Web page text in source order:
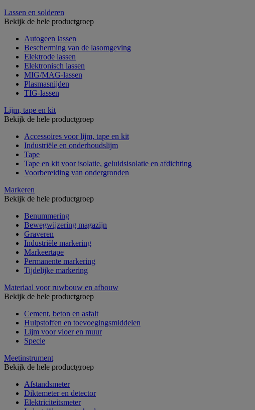
Lassen en solderen
Bekijk de hele productgroep
Autogeen lassen
Bescherming van de lasomgeving
Elektrode lassen
Elektronisch lassen
MIG/MAG-lassen
Plasmasnijden
TIG-lassen
Lijm, tape en kit
Bekijk de hele productgroep
Accessoires voor lijm, tape en kit
Industriële en onderhoudslijm
Tape
Tape en kit voor isolatie, geluidsisolatie en afdichting
Voorbereiding van ondergronden
Markeren
Bekijk de hele productgroep
Benummering
Bewegwijzering magazijn
Graveren
Industriële markering
Markeertape
Permanente markering
Tijdelijke markering
Materiaal voor ruwbouw en afbouw
Bekijk de hele productgroep
Cement, beton en asfalt
Hulpstoffen en toevoegingsmiddelen
Lijm voor vloer en muur
Specie
Meetinstrument
Bekijk de hele productgroep
Afstandsmeter
Diktemeter en detector
Elektriciteitsmeter